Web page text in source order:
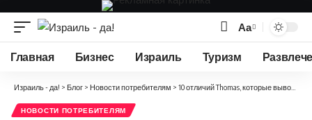
Изменение
размера
Аа
Главная Бизнес Израиль Туризм
Израиль - да! > Блог > Новости потребителям > 10 отличий Thomas, которые выводят его в отдельную лигу пылесосов
НОВОСТИ ПОТРЕБИТЕЛЯМ